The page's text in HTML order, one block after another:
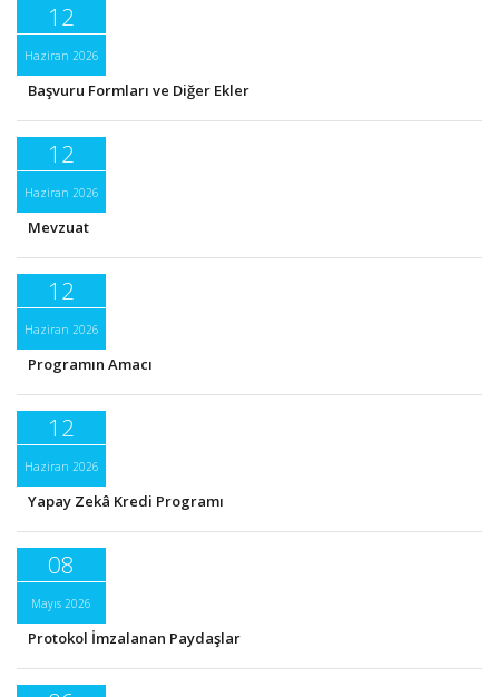
12
Haziran 2026
Başvuru Formları ve Diğer Ekler
12
Haziran 2026
Mevzuat
12
Haziran 2026
Programın Amacı
12
Haziran 2026
Yapay Zekâ Kredi Programı
08
Mayıs 2026
Protokol İmzalanan Paydaşlar